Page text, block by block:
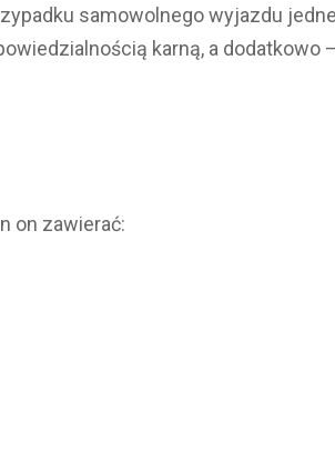
samowolnego wyjazdu
karną, a dodatkowo
on zawierać: